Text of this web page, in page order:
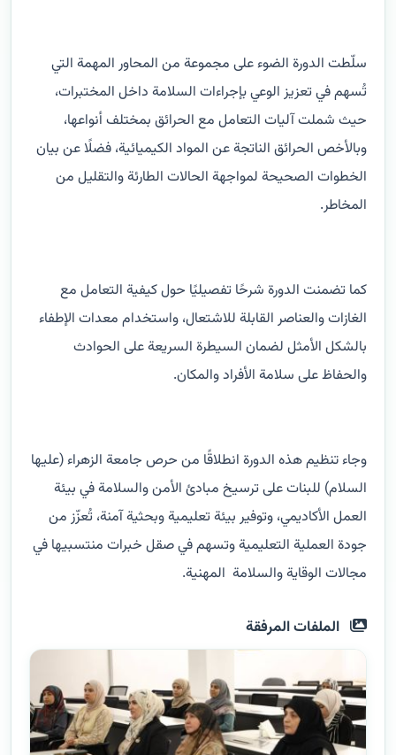
سلّطت الدورة الضوء على مجموعة من المحاور المهمة التي
تُسهم في تعزيز الوعي بإجراءات السلامة داخل المختبرات،
حيث شملت آليات التعامل مع الحرائق بمختلف أنواعها،
وبالأخص الحرائق الناتجة عن المواد الكيميائية، فضلًا عن بيان
الخطوات الصحيحة لمواجهة الحالات الطارئة والتقليل من
المخاطر.
كما تضمنت الدورة شرحًا تفصيليًا حول كيفية التعامل مع
الغازات والعناصر القابلة للاشتعال، واستخدام معدات الإطفاء
بالشكل الأمثل لضمان السيطرة السريعة على الحوادث
والحفاظ على سلامة الأفراد والمكان.
وجاء تنظيم هذه الدورة انطلاقًا من حرص جامعة الزهراء (عليها
السلام) للبنات على ترسيخ مبادئ الأمن والسلامة في بيئة
العمل الأكاديمي، وتوفير بيئة تعليمية وبحثية آمنة، تُعزّز من
جودة العملية التعليمية وتسهم في صقل خبرات منتسبيها في
مجالات الوقاية والسلامة المهنية.
الملفات المرفقة